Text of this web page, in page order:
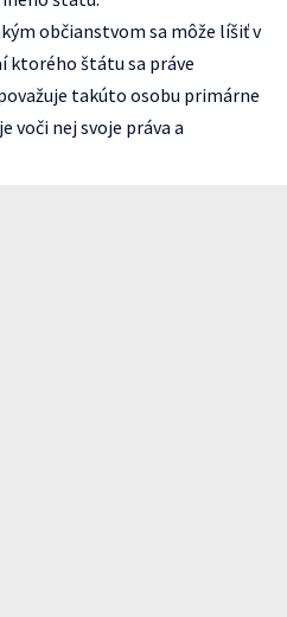
občianstvom sa môže líšiť v
ktorého štátu sa práve
takúto osobu primárne
voči nej svoje práva a